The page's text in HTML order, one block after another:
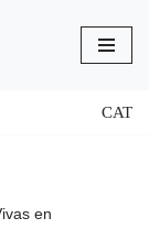
CAT
en